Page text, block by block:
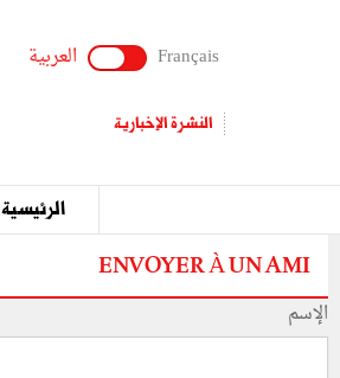
Français العربية
النشرة الإخبارية
الرئيسية
ENVOYER À UN AMI
الإسم